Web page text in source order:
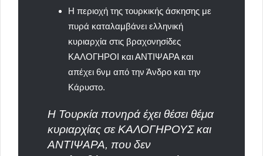
Η περιοχή της τουρκικής άσκησης με
πυρά καταλαμβάνει ελληνική
κυριαρχία στις βραχονησίδες
ΚΑΛΟΓΗΡΟΙ και ΑΝΤΙΨΑΡΑ και
απέχει 6νμ από την Άνδρο και την
Κάρυστο.
Η Τουρκία πονηρά έχει θέσει θέμα
κυριαρχίας σε ΚΑΛΟΓΗΡΟΥΣ και
ΑΝΤΙΨΑΡΑ, που δεν